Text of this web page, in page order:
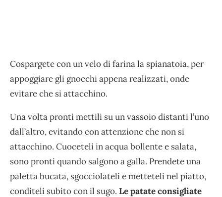
Cospargete con un velo di farina la spianatoia, per
appoggiare gli gnocchi appena realizzati, onde
evitare che si attacchino.
Una volta pronti mettili su un vassoio distanti l’uno
dall’altro, evitando con attenzione che non si
attacchino. Cuoceteli in acqua bollente e salata,
sono pronti quando salgono a galla. Prendete una
paletta bucata, sgocciolateli e metteteli nel piatto,
conditeli subito con il sugo. Le patate consigliate